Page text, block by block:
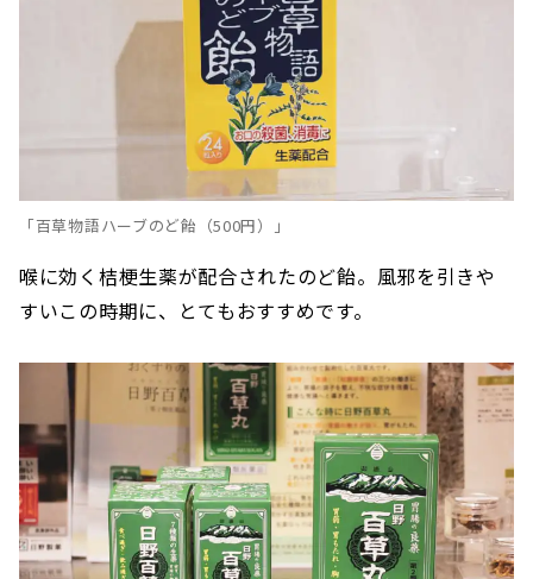
「百草物語ハーブのど飴（500円）」
喉に効く桔梗生薬が配合されたのど飴。風邪を引きや
すいこの時期に、とてもおすすめです。